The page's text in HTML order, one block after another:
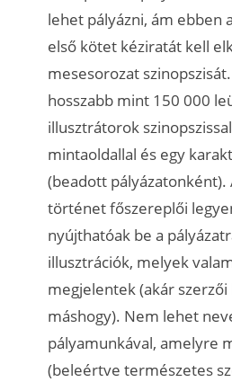
lehet pályázni, ám ebben
első kötet kéziratát kell
mesesorozat
hosszabb mint 150 000
illusztrátorok
mintaoldallal és egy
(beadott pályázatonként).
történet főszereplői
nyújthatóak be a
illusztrációk, melyek
megjelentek (akár
máshogy). Nem lehet
pályamunkával, amelyre
(beleértve természetes